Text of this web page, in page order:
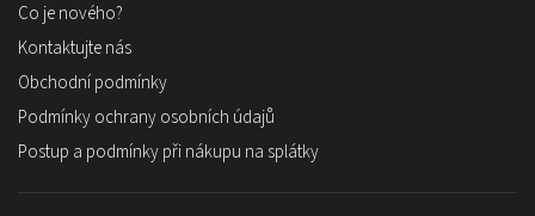
Co je nového?
Kontaktujte nás
Obchodní podmínky
Podmínky ochrany osobních údajů
Postup a podmínky při nákupu na splátky